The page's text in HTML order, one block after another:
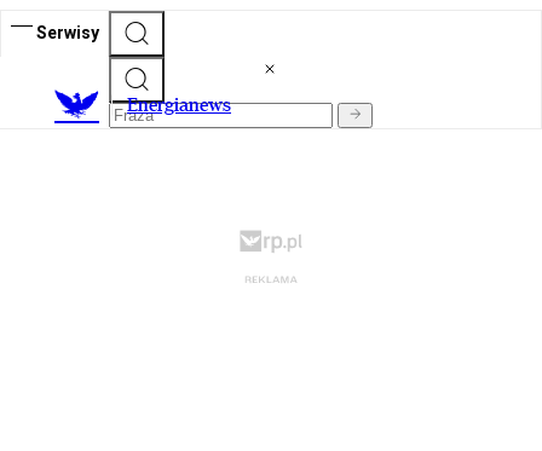
Serwisy
Energianews